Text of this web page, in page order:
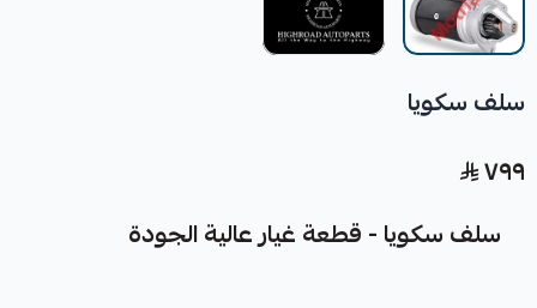
سلف سكويا
٧٩٩
سلف سكويا - قطعة غيار عالية الجودة